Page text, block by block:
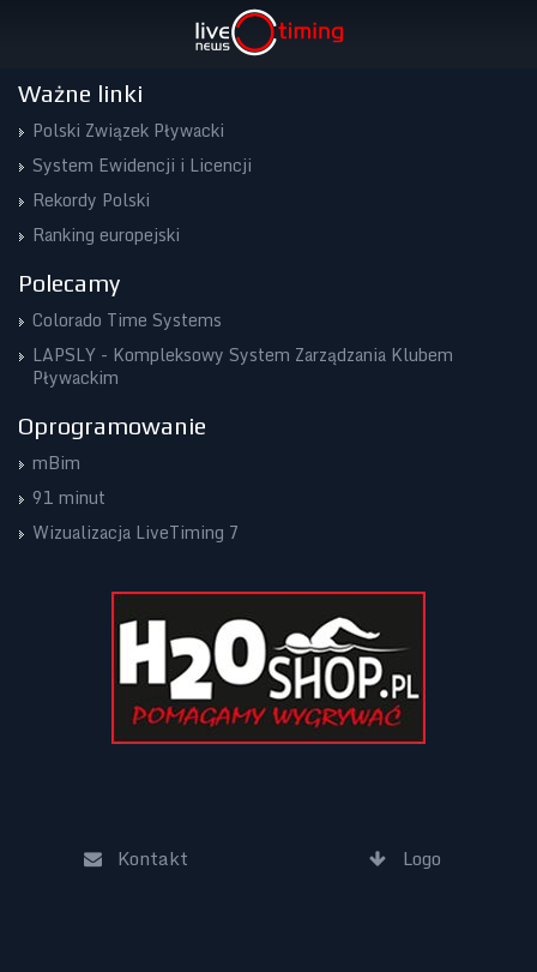
Ważne linki
Polski Związek Pływacki
System Ewidencji i Licencji
Rekordy Polski
Ranking europejski
Polecamy
Colorado Time Systems
LAPSLY - Kompleksowy System Zarządzania Klubem
Pływackim
Oprogramowanie
mBim
91 minut
Wizualizacja LiveTiming 7
Kontakt Logo